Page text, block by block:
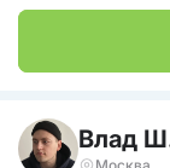
Влад
Москва